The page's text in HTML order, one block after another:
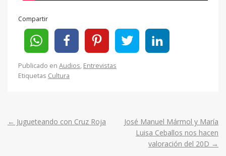
Compartir
Publicado en Audios, Entrevistas
Etiquetas Cultura
Post
← Jugueteando con Cruz Roja
José Manuel Mármol y María
Luisa Ceballos nos hacen
valoración del 20D →